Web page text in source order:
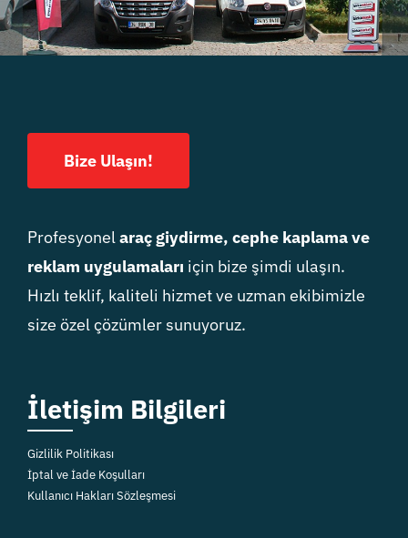
Bize Ulaşın!
Profesyonelaraç giydirme, cephe kaplama ve
reklam uygulamaları için bize şimdi ulaşın.
Hızlı teklif, kaliteli hizmet ve uzman ekibimizle
size özel çözümler sunuyoruz.
İletişim Bilgileri
Gizlilik Politikası
İptal ve İade Koşulları
Kullanıcı Hakları Sözleşmesi